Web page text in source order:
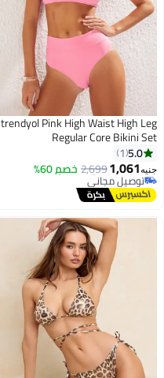
trendyol Pink High Waist High Leg
Regular Core Bikini Set
5.0
1
جنيه1,061
2,699خصم 60%
#29 في أطقم البيكيني
أقل سعر في 30 يوم
توصيل مجاني
بتخلّص بسرعة
#29 في أطقم البيكيني